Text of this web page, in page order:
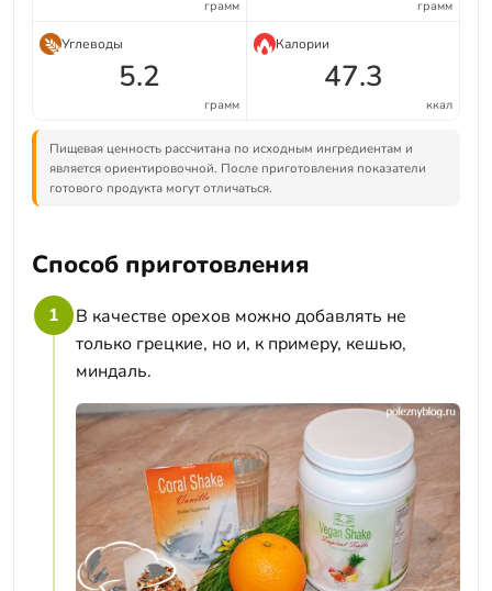
грамм грамм
Углеводы
5.2
грамм
Калории
47.3
ккал
Пищевая ценность рассчитана по исходным ингредиентам и
является ориентировочной. После приготовления показатели
готового продукта могут отличаться.
Способ приготовления
1
В качестве орехов можно добавлять не
только грецкие, но и, к примеру, кешью,
миндаль.